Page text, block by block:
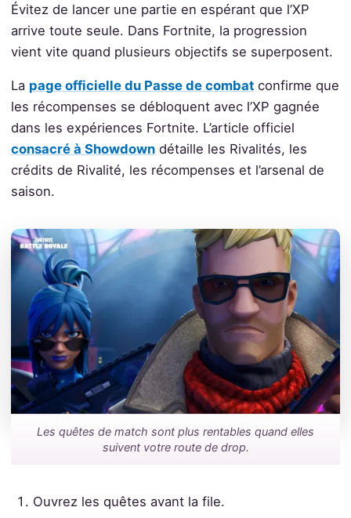
Évitez de lancer une partie en espérant que l’XP
arrive toute seule. Dans Fortnite, la progression
vient vite quand plusieurs objectifs se superposent.
La page officielle du Passe de combatconfirme que
les récompenses se débloquent avec l’XP gagnée
dans les expériences Fortnite. L’article officiel
consacré à Showdowndétaille les Rivalités, les
crédits de Rivalité, les récompenses et l’arsenal de
saison.
Les quêtes de match sont plus rentables quand elles
suivent votre route de drop.
Ouvrez les quêtes avant la file.